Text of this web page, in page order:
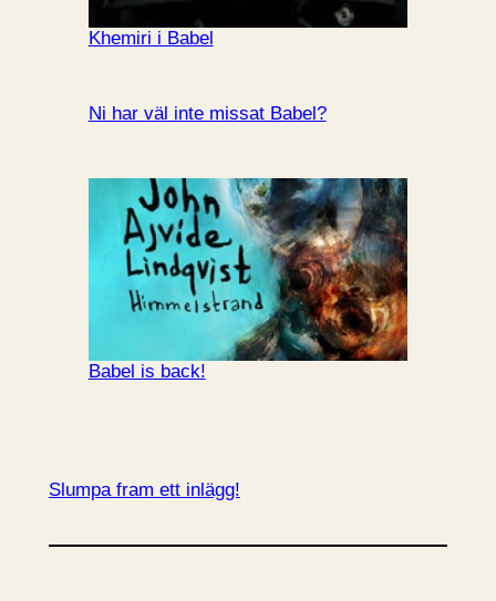
Khemiri i Babel
Ni har väl inte missat Babel?
Babel is back!
Slumpa fram ett inlägg!